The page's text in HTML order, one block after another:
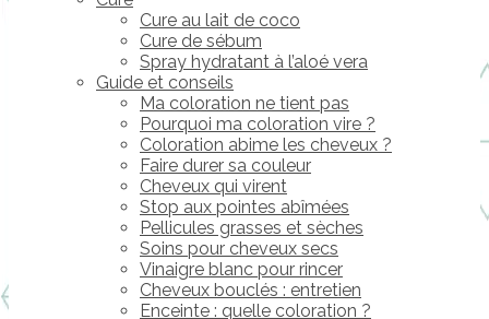
Cure au lait de coco
Cure de sébum
Spray hydratant à l’aloé vera
Guide et conseils
Ma coloration ne tient pas
Pourquoi ma coloration vire ?
Coloration abime les cheveux ?
Faire durer sa couleur
Cheveux qui virent
Stop aux pointes abîmées
Pellicules grasses et sèches
Soins pour cheveux secs
Vinaigre blanc pour rincer
Cheveux bouclés : entretien
Enceinte : quelle coloration ?